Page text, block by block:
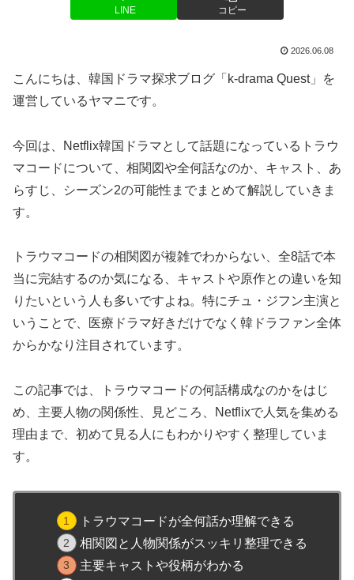
LINE コピー
2026.06.08
こんにちは、韓国ドラマ探求ブログ「k-drama Quest」を
運営しているヤマニです。
今回は、Netflix韓国ドラマとして話題になっているトラウ
マコードについて、相関図や全何話なのか、キャスト、あ
らすじ、シーズン2の可能性までまとめて解説していきま
す。
トラウマコードの相関図が複雑でわからない、全8話で本
当に完結するのか気になる、キャストや原作との違いを知
りたいという人も多いですよね。特にチュ・ジフン主演と
いうことで、医療ドラマ好きだけでなく韓ドラファン全体
からかなり注目されています。
この記事では、トラウマコードの何話構成なのかをはじ
め、主要人物の関係性、見どころ、Netflixで人気を集める
理由まで、初めて見る人にもわかりやすく整理していま
す。
トラウマコードが全何話か理解できる
相関図と人物関係がスッキリ整理できる
主要キャストや役柄がわかる